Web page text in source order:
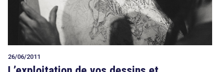
26/06/2011